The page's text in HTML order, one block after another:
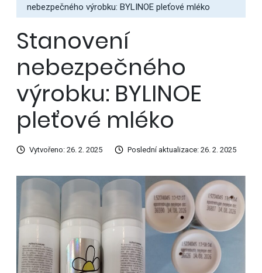
nebezpečného výrobku: BYLINOE pleťové mléko
Stanovení
nebezpečného
výrobku: BYLINOE
pleťové mléko
Vytvořeno: 26. 2. 2025 Poslední aktualizace: 26. 2. 2025